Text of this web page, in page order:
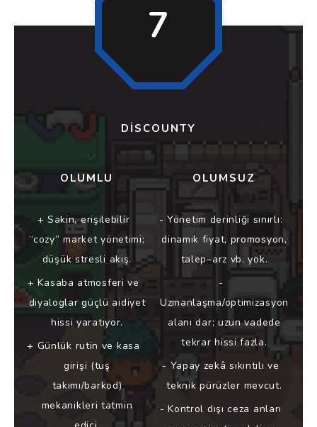
DISCOUNTY
OLUMLU
Sakin, erişilebilir
“cozy” market yönetimi;
düşük stresli akış.
Kasaba atmosferi ve
diyaloglar güçlü aidiyet
hissi yaratıyor.
Günlük rutin ve kasa
girişi (tuş
takımı/barkod)
mekanikleri tatmin
OLUMSUZ
Yönetim derinliği sınırlı:
dinamik fiyat, promosyon,
talep–arz vb. yok.
Uzmanlaşma/optimizasyon
alanı dar; uzun vadede
tekrar hissi fazla.
Yapay zekâ sıkıntılı ve
teknik pürüzler mevcut.
Kontrol dışı ceza anları
7